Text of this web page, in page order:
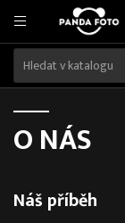
O NÁS
Náš příběh